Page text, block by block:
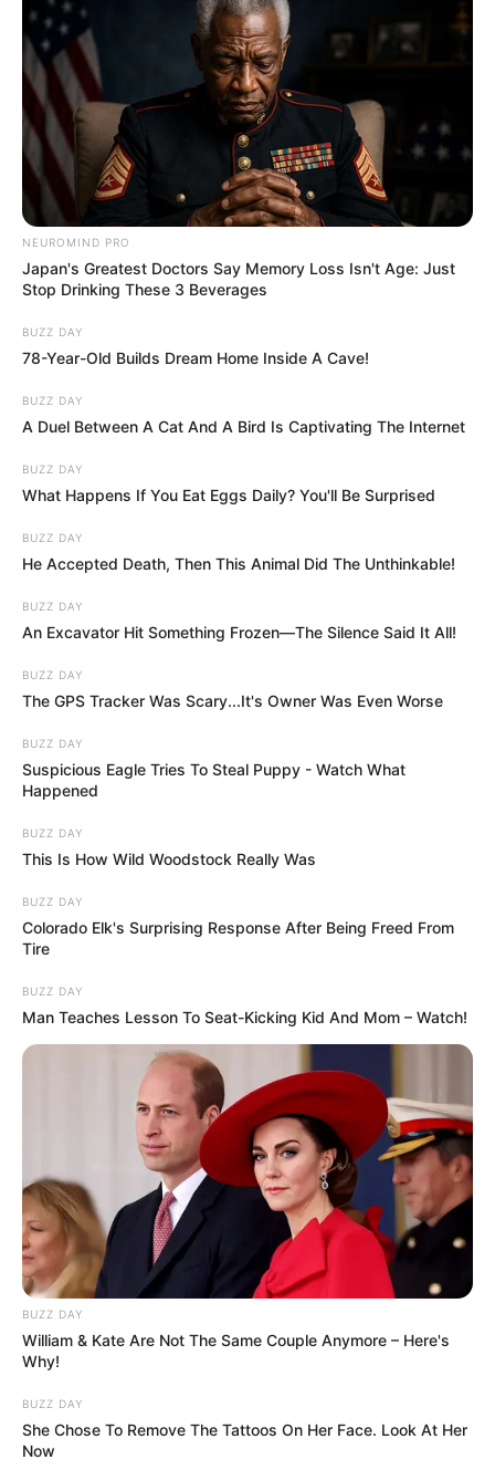
NEUROMIND PRO
Japan's Greatest Doctors Say Memory Loss Isn't Age: Just
Stop Drinking These 3 Beverages
BUZZ DAY
78-Year-Old Builds Dream Home Inside A Cave!
BUZZ DAY
A Duel Between A Cat And A Bird Is Captivating The Internet
BUZZ DAY
What Happens If You Eat Eggs Daily? You'll Be Surprised
BUZZ DAY
He Accepted Death, Then This Animal Did The Unthinkable!
BUZZ DAY
An Excavator Hit Something Frozen—The Silence Said It All!
BUZZ DAY
The GPS Tracker Was Scary...It's Owner Was Even Worse
BUZZ DAY
Suspicious Eagle Tries To Steal Puppy - Watch What
Happened
BUZZ DAY
This Is How Wild Woodstock Really Was
BUZZ DAY
Colorado Elk's Surprising Response After Being Freed From
Tire
BUZZ DAY
Man Teaches Lesson To Seat-Kicking Kid And Mom – Watch!
BUZZ DAY
William & Kate Are Not The Same Couple Anymore – Here's
Why!
BUZZ DAY
She Chose To Remove The Tattoos On Her Face. Look At Her
Now